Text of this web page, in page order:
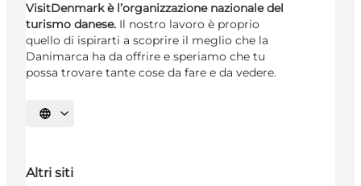
VisitDenmark è l’organizzazione nazionale del
turismo danese. Il nostro lavoro è proprio
quello di ispirarti a scoprire il meglio che la
Danimarca ha da offrire e speriamo che tu
possa trovare tante cose da fare e da vedere.
Seleziona la lingua
Altri siti